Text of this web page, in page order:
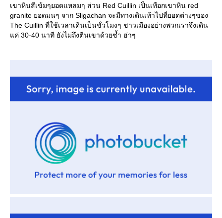
เขาหินสีเข้มๆยอดแหลมๆ ส่วน Red Cuillin เป็นเทือกเขาหิน red
granite ยอดมนๆ จาก Sligachan จะมีทางเดินเท้าไปที่ยอดต่างๆของ
The Cuillin ที่ใช้เวลาเดินเป็นชั่วโมงๆ ชาวเมืองอย่างพวกเราจึงเดิน
ค่ 30-40 นาที ยังไม่ถึงตีนเขาด้วยซ้ำ ฮ่าๆ